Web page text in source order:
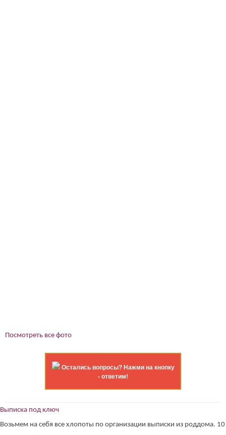
Посмотреть все фото
Остались вопросы? Нажми на кнопку
- ответим!
Выписка под ключ
Возьмем на себя все хлопоты по организации выписки из роддома. 10